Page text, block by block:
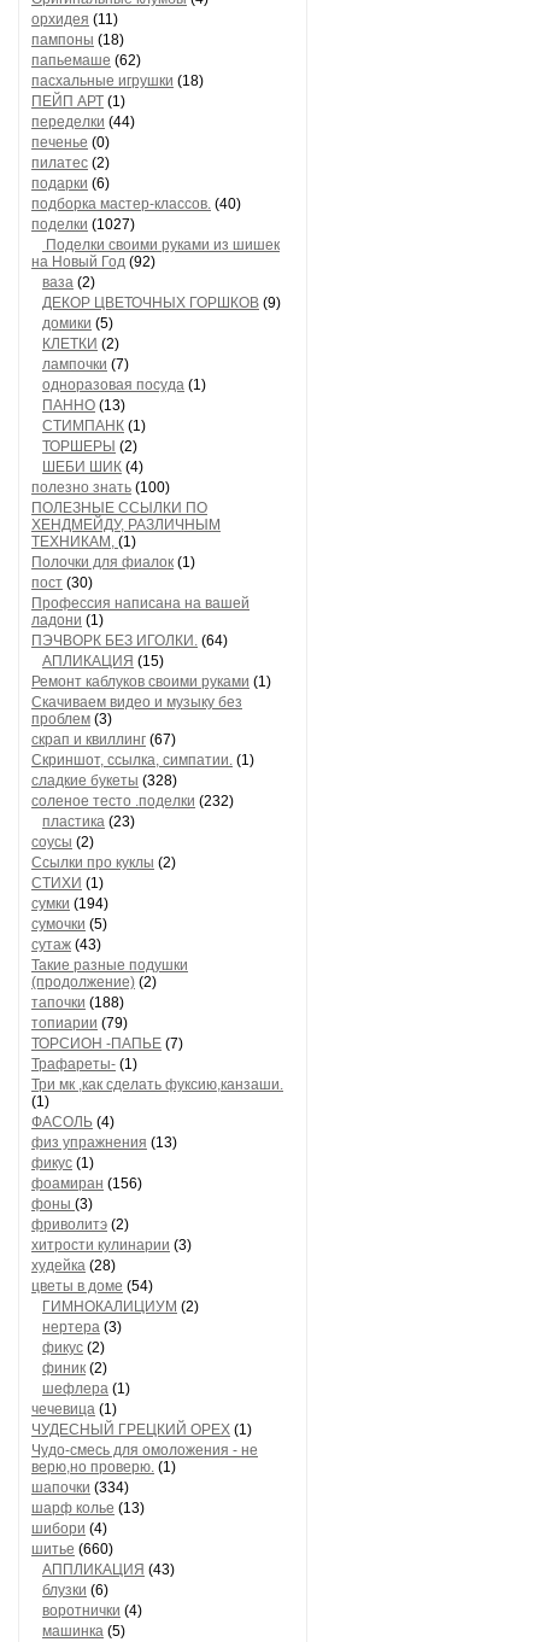
орхидея (11)
пампоны (18)
папьемаше (62)
пасхальные игрушки (18)
ПЕЙП АРТ (1)
переделки (44)
печенье (0)
пилатес (2)
подарки (6)
подборка мастер-классов. (40)
поделки (1027)
Поделки своими руками из шишек
на Новый Год (92)
ваза (2)
ДЕКОР ЦВЕТОЧНЫХ ГОРШКОВ (9)
домики (5)
КЛЕТКИ (2)
лампочки (7)
одноразовая посуда (1)
ПАННО (13)
СТИМПАНК (1)
ТОРШЕРЫ (2)
ШЕБИ ШИК (4)
полезно знать (100)
ПОЛЕЗНЫЕ ССЫЛКИ ПО
ХЕНДМЕЙДУ, РАЗЛИЧНЫМ
ТЕХНИКАМ, (1)
Полочки для фиалок (1)
пост (30)
Профессия написана на вашей
ладони (1)
ПЭЧВОРК БЕЗ ИГОЛКИ. (64)
АПЛИКАЦИЯ (15)
Ремонт каблуков своими руками (1)
Скачиваем видео и музыку без
проблем (3)
скрап и квиллинг (67)
Скриншот, ссылка, симпатии. (1)
сладкие букеты (328)
соленое тесто .поделки (232)
пластика (23)
соусы (2)
Ссылки про куклы (2)
СТИХИ (1)
сумки (194)
сумочки (5)
сутаж (43)
Такие разные подушки
(продолжение) (2)
тапочки (188)
топиарии (79)
ТОРСИОН -ПАПЬЕ (7)
Трафареты- (1)
Три мк ,как сделать фуксию,канзаши.
(1)
ФАСОЛЬ (4)
физ упражнения (13)
фикус (1)
фоамиран (156)
фоны (3)
фриволитэ (2)
хитрости кулинарии (3)
худейка (28)
цветы в доме (54)
ГИМНОКАЛИЦИУМ (2)
нертера (3)
фикус (2)
финик (2)
шефлера (1)
чечевица (1)
ЧУДЕСНЫЙ ГРЕЦКИЙ ОРЕХ (1)
Чудо-смесь для омоложения - не
верю,но проверю. (1)
шапочки (334)
шарф колье (13)
шибори (4)
шитье (660)
АППЛИКАЦИЯ (43)
блузки (6)
воротнички (4)
машинка (5)